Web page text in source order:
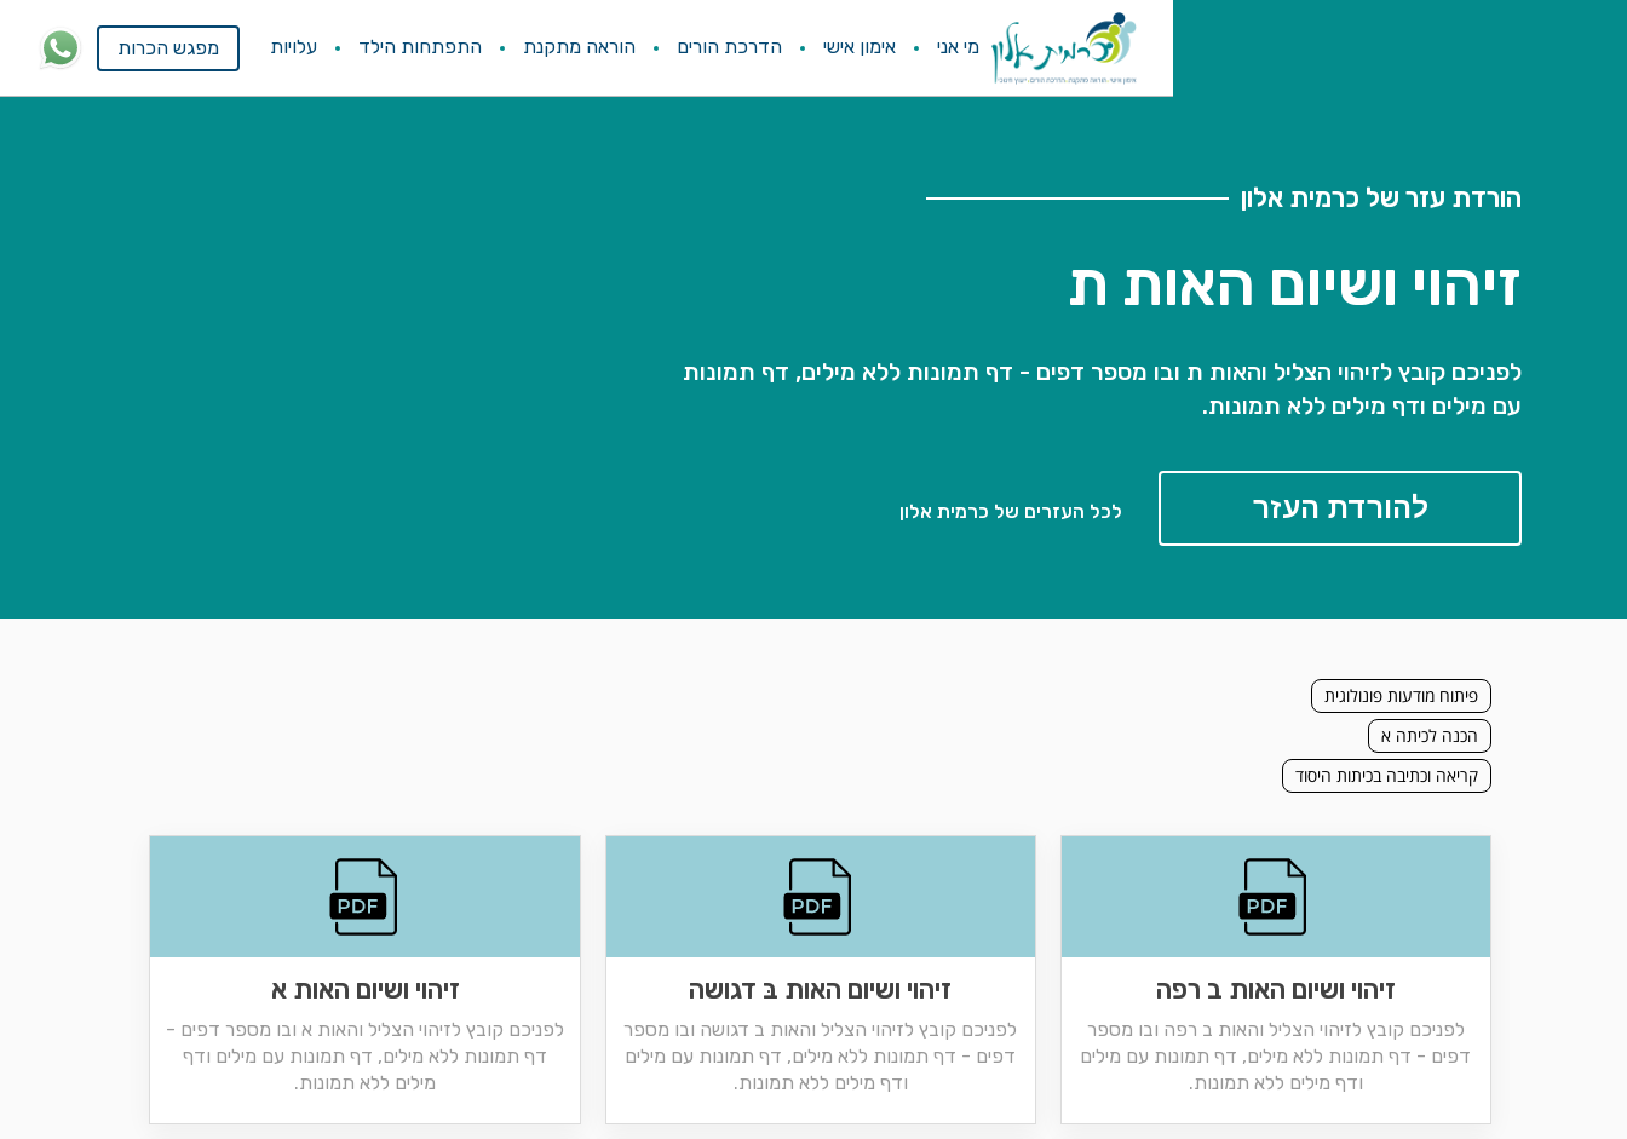
מי אני אימון אישי הדרכת הורים הוראה מתקנת התפתחות הילד עלויות מפגש הכרות
הורדת עזר של כרמית אלון
זיהוי ושיום האות ת
לפניכם קובץ לזיהוי הצליל והאות ת ובו מספר דפים - דף תמונות ללא מילים, דף תמונות
עם מילים ודף מילים ללא תמונות.
להורדת העזר לכל העזרים של כרמית אלון
פיתוח מודעות פונולוגית
הכנה לכיתה א
קריאה וכתיבה בכיתות היסוד
זיהוי ושיום האות א
לפניכם קובץ לזיהוי הצליל והאות א ובו מספר דפים -
דף תמונות ללא מילים, דף תמונות עם מילים ודף
מילים ללא תמונות.
זיהוי ושיום האות בּ דגושה
לפניכם קובץ לזיהוי הצליל והאות ב דגושה ובו מספר
דפים - דף תמונות ללא מילים, דף תמונות עם מילים
ודף מילים ללא תמונות.
זיהוי ושיום האות ב רפה
לפניכם קובץ לזיהוי הצליל והאות ב רפה ובו מספר
דפים - דף תמונות ללא מילים, דף תמונות עם מילים
ודף מילים ללא תמונות.